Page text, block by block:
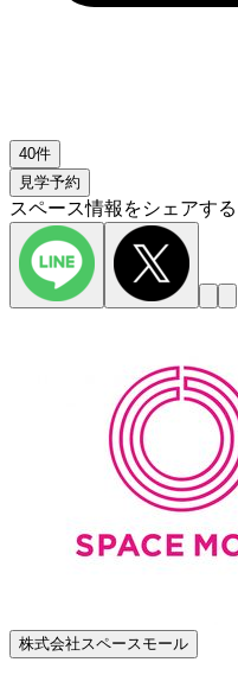
40件
見学予約
スペース情報をシェアする
株式会社スペースモール